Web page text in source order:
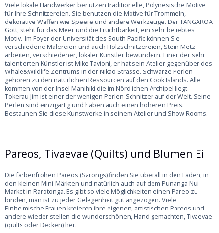
Viele lokale Handwerker benutzen traditionelle, Polynesische Motive
für Ihre Schnitzereien. Sie benutzen die Motive für Trommeln,
dekorative Waffen wie Speere und andere Werkzeuge. Der TANGAROA
Gott, steht für das Meer und die Fruchtbarkeit, ein sehr beliebtes
Motiv. Im Foyer der Universität des South Pacific können Sie
verschiedene Malereien und auch Holzschnitzereien, Stein Metz
arbeiten, verschiedener, lokaler Künstler bewundern. Einer der sehr
talentierten Künstler ist Mike Tavioni, er hat sein Atelier gegenüber des
Whale&Wildlife Zentrums in der Nikao Strasse. Schwarze Perlen
gehören zu den natürlichen Ressourcen auf den Cook Islands. Alle
kommen von der Insel Manihiki die im Nördlichen Archipel liegt.
Tokerau Jim ist einer der wenigen Perlen-Schnitzer auf der Welt. Seine
Perlen sind einzigartig und haben auch einen höheren Preis.
Bestaunen Sie diese Kunstwerke in seinem Atelier und Show Rooms.
Pareos, Tivaevae (Quilts) und Blumen Ei
Die farbenfrohen Pareos (Sarongs) finden Sie überall in den Läden, in
den kleinen Mini-Märkten und natürlich auch auf dem Punanga Nui
Market in Rarotonga. Es gibt so viele Möglichkeiten einen Pareo zu
binden, man ist zu jeder Gelegenheit gut angezogen. Viele
Einheimische Frauen kreieren ihre eigenen, artistischen Pareos und
andere wieder stellen die wunderschönen, Hand gemachten, Tivaevae
(quilts oder Decken) her.